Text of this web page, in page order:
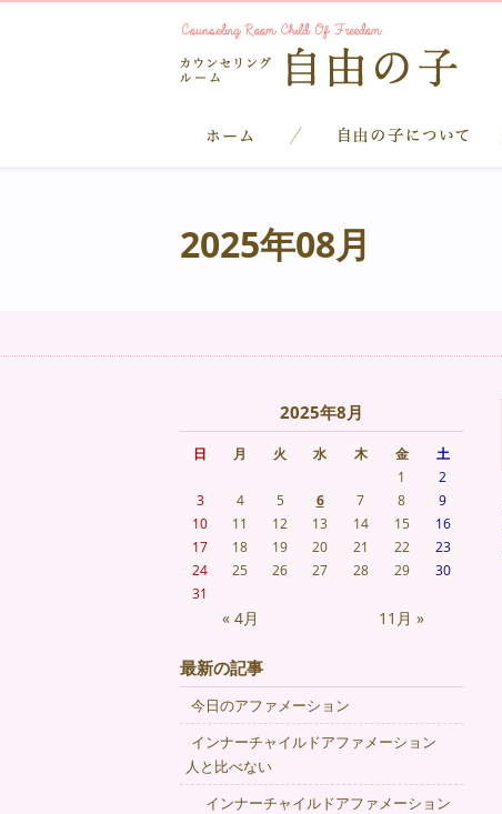
2025年08月
2025年8月
日 月 火 水 木 金 土
« 4月 11月 »
1
2
3
4 5 6 7 8
9
10
11 12 13 14 15
16
17
18 19 20 21 22
23
24
25 26 27 28 29
30
31
最新の記事
今日のアファメーション
インナーチャイルドアファメーション
人と比べない
インナーチャイルドアファメーション